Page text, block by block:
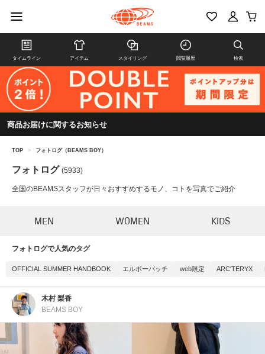
タイムライン アイテム スタイリング 閲覧履歴 検索
商品お届けに関するお知らせ
TOP > フォトログ（BEAMS BOY）
フォトログ (5933)
全国のBEAMSスタッフが日々おすすめするモノ、コトを写真でご紹介
MEN WOMEN KIDS
フォトログで人気のタグ
OFFICIAL SUMMER HANDBOOK エルボーパッチ web限定 ARC'TERYX
木村 梨香
BEAMS BOY